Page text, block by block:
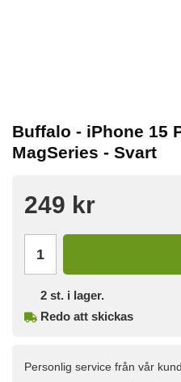
Buffalo - iPhone 15
MagSeries - Svart
249 kr
2 st. i lager.
Redo att skickas
Personlig service från vår